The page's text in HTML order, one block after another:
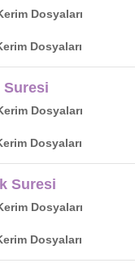
Dosyaları
Dosyaları
Dosyaları
Dosyaları
Suresi
Dosyaları
Dosyaları